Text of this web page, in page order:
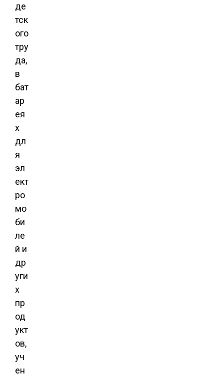
де
тск
ого
тру
да,
в
бат
ар
ея
х
дл
я
эл
ект
ро
мо
би
ле
й и
др
уги
х
пр
од
укт
ов,
уч
ен